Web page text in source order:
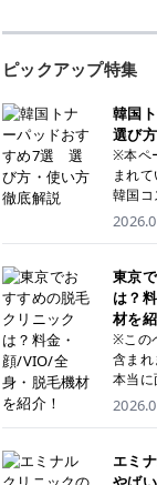
ピックアップ特集
韓国
選び
※本ペ
まれています ト
韓国コ
ナーパ
トナ
く拭
な皮脂
いを与
気にな
パック
両方を
ラン
たが
ンケ
東京
は？
材を紹
※この
含まれます。 「毎
本当に
ル肌に
べば
ね。 この記事では、医療脱毛の基本
エミ